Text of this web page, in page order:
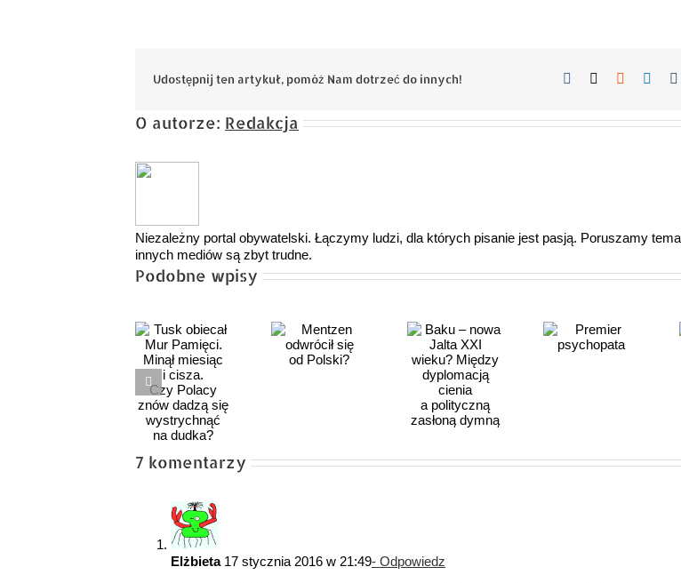
Udostępnij ten artykuł, pomóż Nam dotrzeć do innych! Facebook Reddit
O autorze: Redakcja
Niezależny portal obywatelski. Łączymy ludzi, dla których pisanie jest pasją. Poruszamy
innych mediów są zbyt trudne.
Podobne wpisy
Mentzen
odwrócił
się
od Polski?
Baku –
nowa Jalta
zasłoną
Premier
psychopata
Zwycięstwo
7 komentarzy
Elżbieta17 stycznia 2016 w 21:49- Odpowiedz